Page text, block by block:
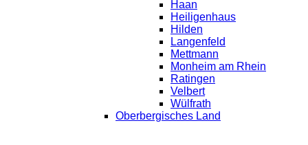
Haan
Heiligenhaus
Hilden
Langenfeld
Mettmann
Monheim am Rhein
Ratingen
Velbert
Wülfrath
Oberbergisches Land